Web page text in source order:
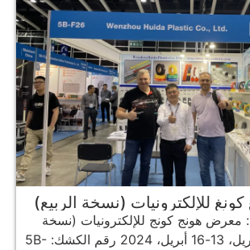
للإلكترونيات (نسخة الربيع)
2024
هونج كونج للإلكترونيات (نسخة
الربيع) التاريخ: أبريل، 13-16 أبريل، 2024 رقم الكشك: 5B-